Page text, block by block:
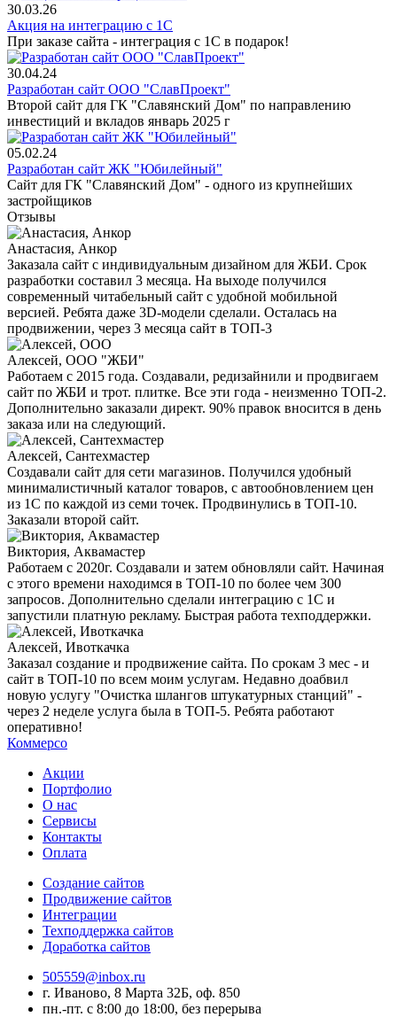
30.03.26
Акция на интеграцию с 1С
При заказе сайта - интеграция с 1С в подарок!
30.04.24
Разработан сайт ООО "СлавПроект"
Второй сайт для ГК "Славянский Дом" по направлению
инвестиций и вкладов январь 2025 г
05.02.24
Разработан сайт ЖК "Юбилейный"
Сайт для ГК "Славянский Дом" - одного из крупнейших
застройщиков
Отзывы
Анастасия, Анкор
Заказала сайт с индивидуальным дизайном для ЖБИ. Срок
разработки составил 3 месяца. На выходе получился
современный читабельный сайт с удобной мобильной
версией. Ребята даже 3D-модели сделали. Осталась на
продвижении, через 3 месяца сайт в ТОП-3
Алексей, ООО "ЖБИ"
Работаем с 2015 года. Создавали, редизайнили и продвигаем
сайт по ЖБИ и трот. плитке. Все эти года - неизменно ТОП-2.
Дополнительно заказали директ. 90% правок вносится в день
заказа или на следующий.
Алексей, Сантехмастер
Создавали сайт для сети магазинов. Получился удобный
минималистичный каталог товаров, с автообновлением цен
из 1С по каждой из семи точек. Продвинулись в ТОП-10.
Заказали второй сайт.
Виктория, Аквамастер
Работаем с 2020г. Создавали и затем обновляли сайт. Начиная
с этого времени находимся в ТОП-10 по более чем 300
запросов. Дополнительно сделали интеграцию с 1С и
запустили платную рекламу. Быстрая работа техподдержки.
Алексей, Ивоткачка
Заказал создание и продвижение сайта. По срокам 3 мес - и
сайт в ТОП-10 по всем моим услугам. Недавно доабвил
новую услугу "Очистка шлангов штукатурных станций" -
через 2 неделе услуга была в ТОП-5. Ребята работают
оперативно!
Коммерсо
Акции
Портфолио
О нас
Сервисы
Контакты
Оплата
Создание сайтов
Продвижение сайтов
Интеграции
Техподдержка сайтов
Доработка сайтов
505559@inbox.ru
г. Иваново, 8 Марта 32Б, оф. 850
пн.-пт. с 8:00 до 18:00, без перерыва